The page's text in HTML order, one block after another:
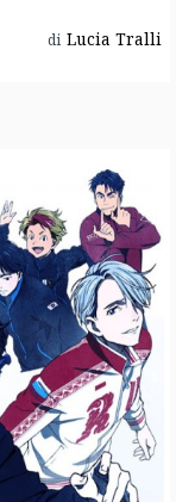
di Lucia Tralli